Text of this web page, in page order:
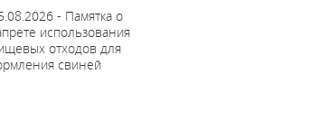
- Памятка о
использования
отходов для
свиней